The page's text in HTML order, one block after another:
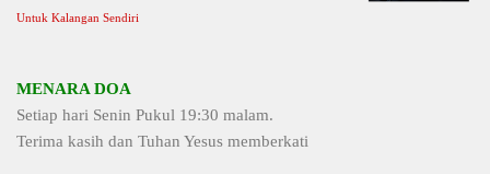
Untuk Kalangan Sendiri
MENARA DOA
Setiap hari Senin Pukul 19:30 malam.
Terima kasih dan Tuhan Yesus memberkati